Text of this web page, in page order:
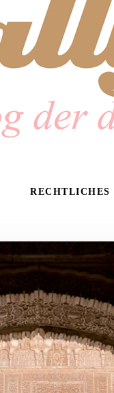
RECHTLICHES